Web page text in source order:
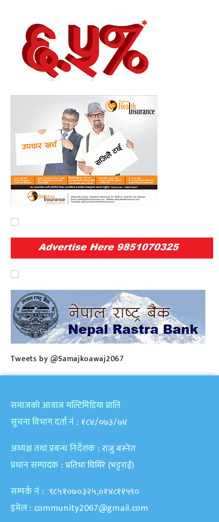
Tweets by @Samajkoawaj2067
समाजकाे आवाज मल्टिमिडिया प्रालि
सुचना विभाग दर्ता नं : १८४/०७३/७४
अध्यक्ष तथा प्रबन्ध निर्देशक : राजु बस्नेत
प्रधान सम्पादक : प्रतिभा घिमिरे (भट्टराई)
सम्पर्क नं : ९८५१०७०३२५,०१४८११५९०
इमेल: community2067@gmail.com